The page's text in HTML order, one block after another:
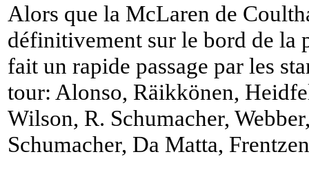
Alors que la McLaren de
définitivement sur le bord de la
fait un rapide passage par les
tour: Alonso, Räikkönen,
Wilson, R. Schumacher,
Schumacher, Da Matta,